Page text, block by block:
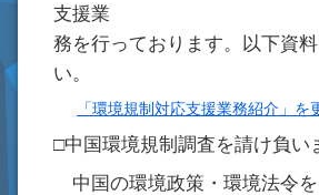
支援業
務を行っております。以下資
い。
「環境規制対応支援業務紹介」を
□中国環境規制調査を請け負い
中国の環境政策・環境法令